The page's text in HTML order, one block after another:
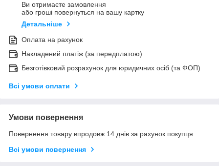
Ви отримаєте замовлення
або гроші повернуться на вашу картку
Детальніше
Оплата на рахунок
Накладений платіж (за передплатою)
Безготівковий розрахунок для юридичних осіб (та ФОП)
Всі умови оплати
Умови повернення
Повернення товару впродовж 14 днів за рахунок покупця
Всі умови повернення